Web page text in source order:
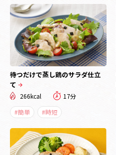
待つだけで蒸し鶏のサラダ仕立
て
266kcal
17分
#簡単
#時短